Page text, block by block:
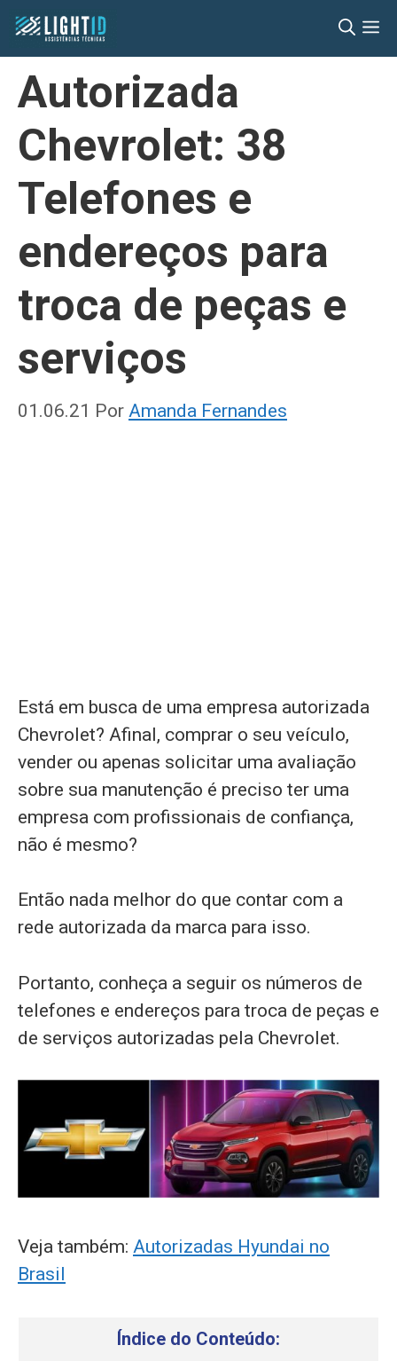
Pular
para
conteúdo
Autorizada
Chevrolet: 38
Telefones e
endereços para
troca de peças e
serviços
01.06.21 Por Amanda Fernandes
Está em busca de uma empresa autorizada
Chevrolet? Afinal, comprar o seu veículo,
vender ou apenas solicitar uma avaliação
sobre sua manutenção é preciso ter uma
empresa com profissionais de confiança,
não é mesmo?
Então nada melhor do que contar com a
rede autorizada da marca para isso.
Portanto, conheça a seguir os números de
telefones e endereços para troca de peças e
de serviços autorizadas pela Chevrolet.
Veja também: Autorizadas Hyundai no
Brasil
Índice do Conteúdo: